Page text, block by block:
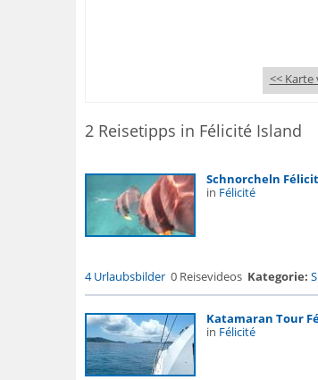
<<
2 Reisetipps in Félicité Island
Schnorcheln
in Félicité
4 Urlaubsbilder 0 Reisevideos Kategorie:
Katamaran Tour
in Félicité